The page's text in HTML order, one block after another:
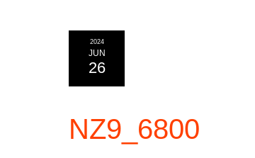
2024
JUN
26
NZ9_6800